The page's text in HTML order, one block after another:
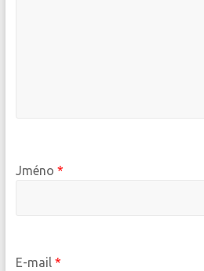
Jméno *
E-mail *